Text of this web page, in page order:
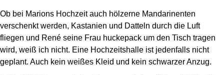
Ob bei Marions Hochzeit auch hölzerne Mandarinenten
verschenkt werden, Kastanien und Datteln durch die Luft
fliegen und René seine Frau huckepack um den Tisch tragen
wird, weiß ich nicht. Eine Hochzeitshalle ist jedenfalls nicht
geplant. Auch kein weißes Kleid und kein schwarzer Anzug.